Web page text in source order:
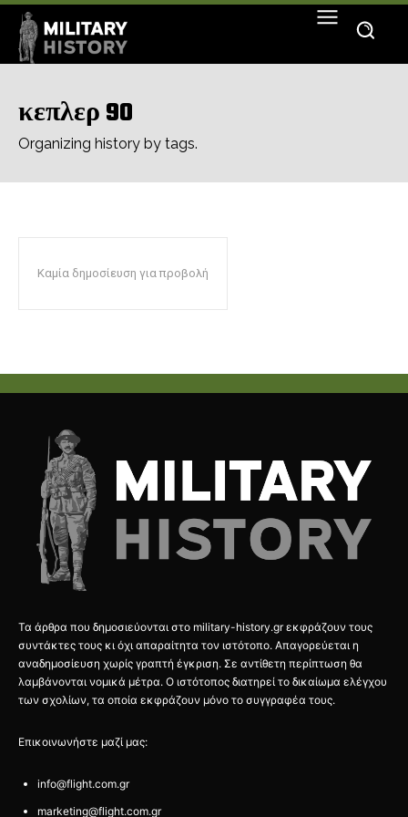
κεπλερ 90
Organizing history by tags.
Καμία δημοσίευση για προβολή
Τα άρθρα που δημοσιεύονται στο military-history.gr εκφράζουν τους
συντάκτες τους κι όχι απαραίτητα τον ιστότοπο. Απαγορεύεται η
αναδημοσίευση χωρίς γραπτή έγκριση. Σε αντίθετη περίπτωση θα
λαμβάνονται νομικά μέτρα. Ο ιστότοπος διατηρεί το δικαίωμα ελέγχου
των σχολίων, τα οποία εκφράζουν μόνο το συγγραφέα τους.
Επικοινωνήστε μαζί μας:
info@flight.com.gr
marketing@flight.com.gr